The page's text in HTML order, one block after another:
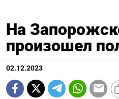
На
произошел
02.12.2023